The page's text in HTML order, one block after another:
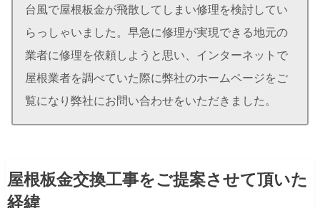
台風で屋根板金が飛散してしまい修理を検討してい
らっしゃいました。早急に修理が実現できる地元の
業者に修理を依頼しようと思い、インターネットで
屋根業者を調べていた際に弊社のホームページをご
覧になり弊社にお問い合わせをいただきました。
屋根板金交換工事をご提案させて頂いた
経緯